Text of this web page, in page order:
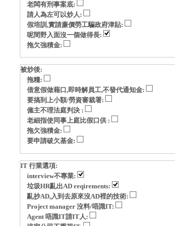
老闆有刑事案底:
請人為左可以炒人:
假培訓,實請廉價勞工騙政府津貼:
呢間野入面沒一個做得長:
拖欠強積金:
被炒後:
拖糧:
借意假做藉口,即時解員工,不發代通知金:
要搞到上小額/勞資審裁署:
僱主不理法庭判決 :
老細指使同事上庭比假口供 :
拖欠強積金:
要申請破欠基金:
IT 行業選項:
interview不專業:
垃圾HR亂出AD reqirements:
亂抄AD,入到去原來沒AD裡的技術:
Project manager 沒料/唔識IT:
Agent 唔識IT請IT人: